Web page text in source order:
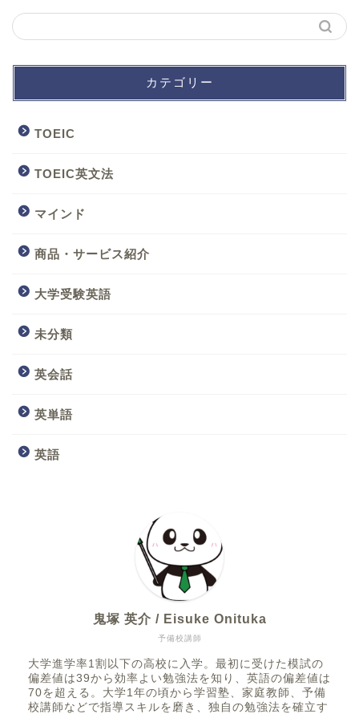
カテゴリー
TOEIC
TOEIC英文法
マインド
商品・サービス紹介
大学受験英語
未分類
英会話
英単語
英語
予備校講師
鬼塚 英介 / Eisuke Onituka
大学進学率1割以下の高校に入学。最初に受けた模試の
偏差値は39から効率よい勉強法を知り、英語の偏差値は
70を超える。大学1年の頃から学習塾、家庭教師、予備
校講師などで指導スキルを磨き、独自の勉強法を確立す